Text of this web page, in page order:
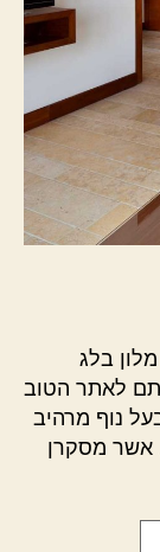
בלג
הגעתם לאתר הטוב
נוף מרהיב
אשר מסקרן